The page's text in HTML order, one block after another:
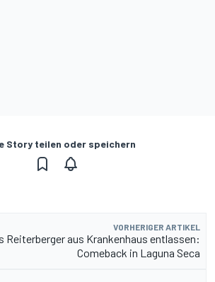
Story teilen oder speichern
VORHERIGER ARTIKEL
Reiterberger aus Krankenhaus entlassen:
Comeback in Laguna Seca